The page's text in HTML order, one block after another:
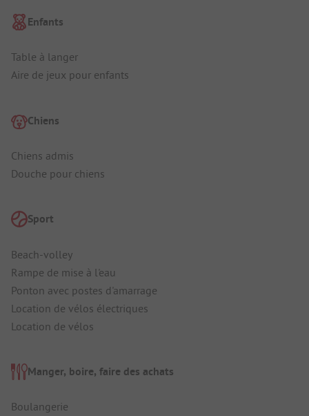
Enfants
Table à langer
Aire de jeux pour enfants
Chiens
Chiens admis
Douche pour chiens
Sport
Beach-volley
Rampe de mise à l'eau
Ponton avec postes d'amarrage
Location de vélos électriques
Location de vélos
Manger, boire, faire des achats
Boulangerie